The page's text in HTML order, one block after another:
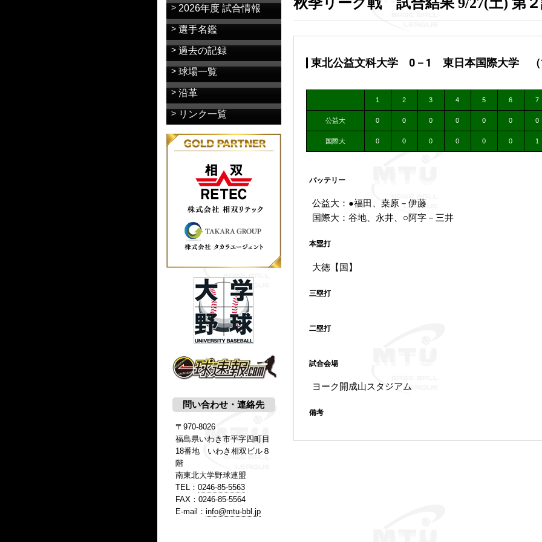
東北公益文科大学 0－1 東日本国際大学 （
1 2 3 4 5 6 7
公益大 0 0 0 0 0 0 0
国際大 0 0 0 0 0 0 1
バッテリー
公益大：●福田、桒原－伊藤
国際大：谷地、永井、○阿字－三井
本塁打
大徳【国】
三塁打
二塁打
試合会場
ヨーク開成山スタジアム
備考
2026年度 試合情報
選手名鑑
過去の記録
球場一覧
沿革
リンク一覧
問い合わせ・連絡先
〒970-8026
福島県いわき市平字四町目
18番地 いわき相双ビル８
階
南東北大学野球連盟
TEL： 0246-85-5563
FAX：0246-85-5564
E-mail： info@mtu-bbl.jp